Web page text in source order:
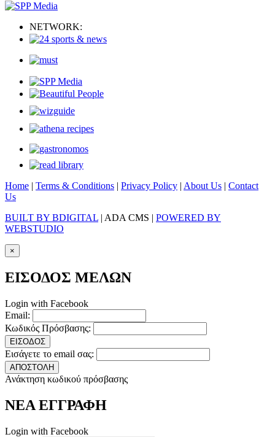
NETWORK:
Home | Terms & Conditions | Privacy Policy | About Us | Contact
Us
BUILT BY BDIGITAL | ADA CMS | POWERED BY
WEBSTUDIO
×
ΕΙΣΟΔΟΣ ΜΕΛΩΝ
Login with Facebook
Email:
Κωδικός Πρόσβασης:
ΕΙΣΟΔΟΣ
Εισάγετε το email σας:
ΑΠΟΣΤΟΛΗ
Ανάκτηση κωδικού πρόσβασης
ΝΕΑ ΕΓΓΡΑΦΗ
Login with Facebook